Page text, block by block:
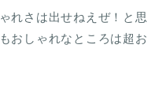
れさは出せねえぜ！と思
おしゃれなところは超お